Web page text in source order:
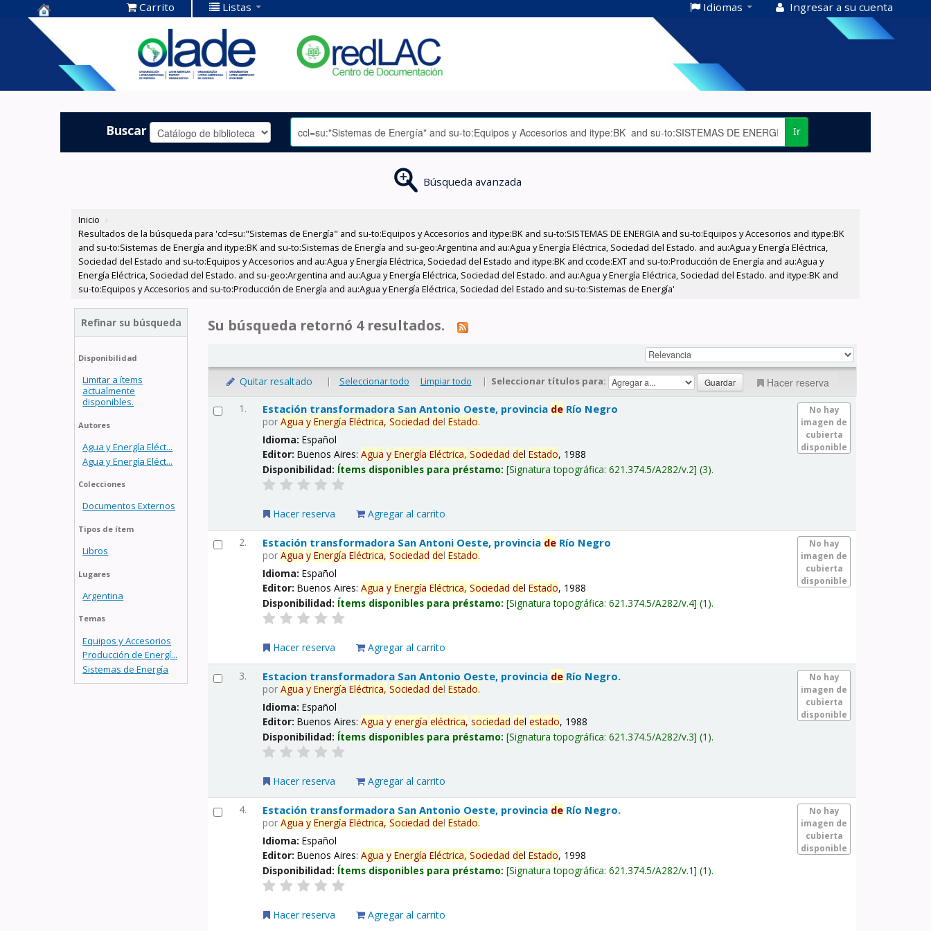
Centro de
Documentación
OLADE -
Carrito Listas Idiomas Ingresar a su cuenta
Buscar Ir
Búsqueda avanzada
Inicio ›
Resultados de la búsqueda para 'ccl=su:"Sistemas de Energía" and su-to:Equipos y Accesorios and itype:BK and su-to:SISTEMAS DE ENERGIA and su-to:Equipos y Accesorios and itype:BK
and su-to:Sistemas de Energía and itype:BK and su-to:Sistemas de Energía and su-geo:Argentina and au:Agua y Energía Eléctrica, Sociedad del Estado. and au:Agua y Energía Eléctrica,
Sociedad del Estado and su-to:Equipos y Accesorios and au:Agua y Energía Eléctrica, Sociedad del Estado and itype:BK and ccode:EXT and su-to:Producción de Energía and au:Agua y
Energía Eléctrica, Sociedad del Estado. and su-geo:Argentina and au:Agua y Energía Eléctrica, Sociedad del Estado. and au:Agua y Energía Eléctrica, Sociedad del Estado. and itype:BK and
su-to:Equipos y Accesorios and su-to:Producción de Energía and au:Agua y Energía Eléctrica, Sociedad del Estado and su-to:Sistemas de Energía'
Refinar su búsqueda
Disponibilidad
Limitar a ítems
actualmente
disponibles.
Autores
Agua y Energía Eléct...
Agua y Energía Eléct...
Colecciones
Documentos Externos
Tipos de ítem
Libros
Lugares
Argentina
Temas
Equipos y Accesorios
Producción de Energí...
Sistemas de Energía
Su búsqueda retornó 4 resultados.
Quitar resaltado | Seleccionar todo Limpiar todo | Seleccionar títulos para: Hacer reserva
1.
No hay
imagen de
cubierta
disponible
Estación transformadora San Antonio Oeste, provincia de Río Negro
porAgua y Energía Eléctrica, Sociedad delEstado.
Idioma:Español
Editor:Buenos Aires:Agua y Energía Eléctrica, Sociedad delEstado, 1988
Disponibilidad: Ítems disponibles para préstamo: Signatura topográfica:621.374.5/A282/v.2 (3).
Hacer reserva Agregar al carrito
2.
No hay
imagen de
cubierta
disponible
Estación transformadora San Antoni Oeste, provincia de Río Negro
porAgua y Energía Eléctrica, Sociedad delEstado.
Idioma:Español
Editor:Buenos Aires:Agua y Energía Eléctrica, Sociedad delEstado, 1988
Disponibilidad: Ítems disponibles para préstamo: Signatura topográfica:621.374.5/A282/v.4 (1).
Hacer reserva Agregar al carrito
3.
No hay
imagen de
cubierta
disponible
Estacion transformadora San Antonio Oeste, provincia de Río Negro.
porAgua y Energía Eléctrica, Sociedad delEstado.
Idioma:Español
Editor:Buenos Aires:Agua y energía eléctrica, sociedad delestado, 1988
Disponibilidad: Ítems disponibles para préstamo: Signatura topográfica:621.374.5/A282/v.3 (1).
Hacer reserva Agregar al carrito
4.
No hay
imagen de
cubierta
disponible
Estación transformadora San Antonio Oeste, provincia de Río Negro.
porAgua y Energía Eléctrica, Sociedad delEstado.
Idioma:Español
Editor:Buenos Aires:Agua y Energía Eléctrica, Sociedad delEstado, 1998
Disponibilidad: Ítems disponibles para préstamo: Signatura topográfica:621.374.5/A282/v.1 (1).
Hacer reserva Agregar al carrito